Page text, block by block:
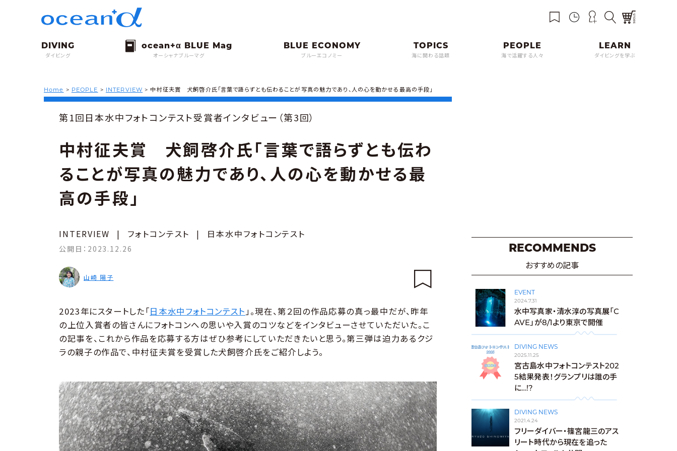
ダイビング オーシャナブルーマグ ブルーエコノミー 海に関わる話題 海で活躍する人々 ダイビングを学ぶ
Home > PEOPLE > INTERVIEW > 中村征夫賞 犬飼啓介氏「言葉で語らずとも伝わることが写真の魅力であり、人の心を動かせる最高の手段」
第1回日本水中フォトコンテスト受賞者インタビュー（第3回）
中村征夫賞 犬飼啓介氏「言葉で語らずとも伝わ
ることが写真の魅力であり、人の心を動かせる最
高の手段」
INTERVIEW | フォトコンテスト | 日本水中フォトコンテスト
公開日： 2023.12.26
山崎 陽子
2023年にスタートした「日本水中フォトコンテスト 」。現在、第２回の作品応募の真っ最中だが、昨年
の上位入賞者の皆さんにフォトコンへの思いや入賞のコツなどをインタビューさせていただいた。こ
の記事を、これから作品を応募する方はぜひ参考にしていただきたいと思う。第三弾は迫力あるクジ
ラの親子の作品で、中村征夫賞を受賞した犬飼啓介氏をご紹介しよう。
RECOMMENDS
おすすめの記事
EVENT
2024.7.31
水中写真家・清水淳の写真展「C
AVE」が8/1より東京で開催
DIVING NEWS
2025.11.25
宮古島水中フォトコンテスト202
5結果発表！グランプリは誰の手
に…!?
DIVING NEWS
2021.4.24
フリーダイバー・篠宮龍三のアス
リート時代から現在を追った